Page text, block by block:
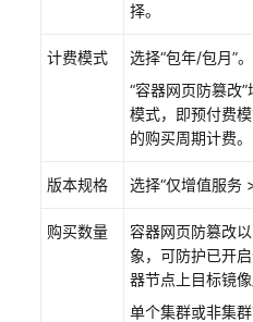
授
的
限
择。
计费模式 选择“包年/包月”。
“容器网页防篡改”
模式，即预付费
的购买周期计费。
版本规格 选择“仅增值服务
购买数量
容器网页防篡改
象，可防护已开
器节点上目标镜
单个集群或非集